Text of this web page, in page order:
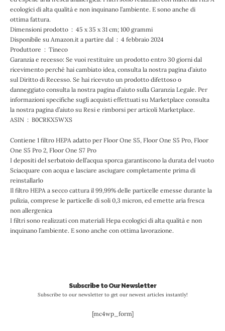
ecologici di alta qualità e non inquinano l’ambiente. E sono anche di
ottima fattura.
Dimensioni prodotto ‏ : ‎ 45 x 35 x 31 cm; 100 grammi
Disponibile su Amazon.it a partire dal ‏ : ‎ 4 febbraio 2024
Produttore ‏ : ‎ Tineco
Garanzia e recesso: Se vuoi restituire un prodotto entro 30 giorni dal
ricevimento perché hai cambiato idea, consulta la nostra pagina d’aiuto
sul Diritto di Recesso. Se hai ricevuto un prodotto difettoso o
danneggiato consulta la nostra pagina d’aiuto sulla Garanzia Legale. Per
informazioni specifiche sugli acquisti effettuati su Marketplace consulta
la nostra pagina d’aiuto su Resi e rimborsi per articoli Marketplace.
ASIN ‏ : ‎ B0CRKX5WXS
Contiene 1 filtro HEPA adatto per Floor One S5, Floor One S5 Pro, Floor
One S5 Pro 2, Floor One S7 Pro
I depositi del serbatoio dell’acqua sporca garantiscono la durata del vuoto
Sciacquare con acqua e lasciare asciugare completamente prima di
reinstallarlo
Il filtro HEPA a secco cattura il 99,99% delle particelle emesse durante la
pulizia, comprese le particelle di soli 0,3 micron, ed emette aria fresca
non allergenica
I filtri sono realizzati con materiali Hepa ecologici di alta qualità e non
inquinano l’ambiente. E sono anche con ottima lavorazione.
Subscribe to Our Newsletter
Subscribe to our newsletter to get our newest articles instantly!
[mc4wp_form]